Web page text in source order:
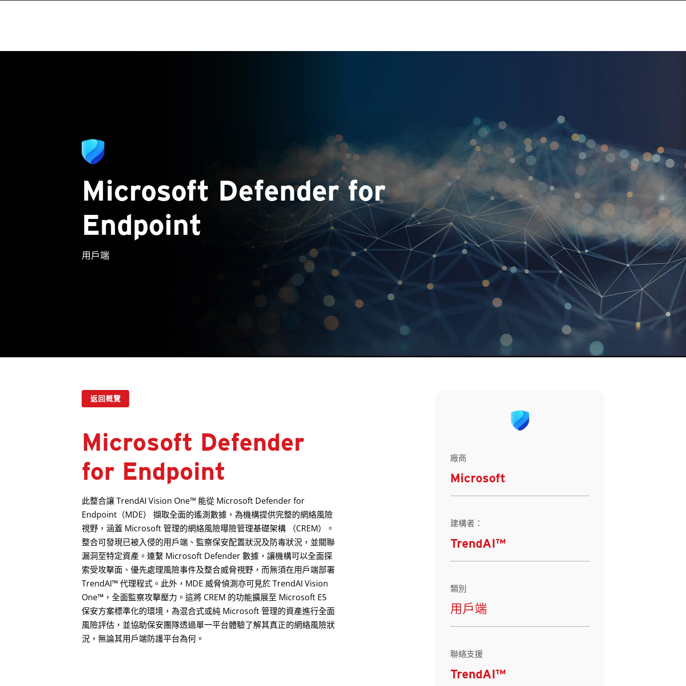
Microsoft Defender for
Endpoint
用戶端
返回概覽
Microsoft Defender
for Endpoint
此整合讓 TrendAI Vision One™ 能從 Microsoft Defender for
Endpoint（MDE） 擷取全面的遙測數據，為機構提供完整的網絡風險
視野，涵蓋 Microsoft 管理的網絡風險曝險管理基礎架構 （CREM）。
整合可發現已被入侵的用戶端、監察保安配置狀況及防毒狀況，並關聯
漏洞至特定資產。連繫 Microsoft Defender 數據，讓機構可以全面探
索受攻擊面、優先處理風險事件及整合威脅視野，而無須在用戶端部署
TrendAI™ 代理程式。此外，MDE 威脅偵測亦可見於 TrendAI Vision
One™，全面監察攻擊壓力。這將 CREM 的功能擴展至 Microsoft E5
保安方案標準化的環境，為混合式或純 Microsoft 管理的資產進行全面
風險評估，並協助保安團隊透過單一平台體驗了解其真正的網絡風險狀
況，無論其用戶端防護平台為何。
廠商
Microsoft
建構者：
TrendAI™
類別
用戶端
聯絡支援
TrendAI™